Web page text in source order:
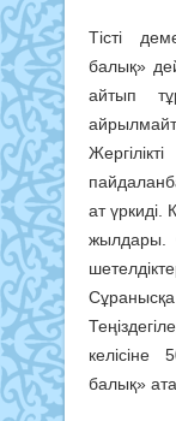
Тісті
балық»
айтып
ат үркиді.
жылдары.
келісіне
балық»